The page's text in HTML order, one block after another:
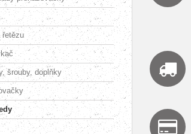
řetězu
šrouby, doplňky